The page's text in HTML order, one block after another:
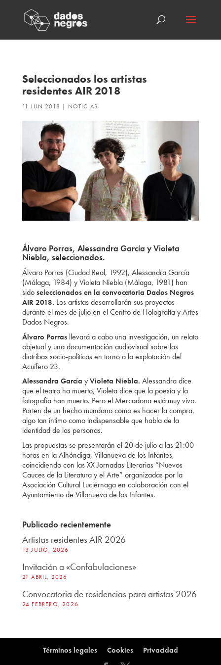
Seleccionados los artistas
residentes AIR 2018
11 JUN 2018 | NOTICIAS
Álvaro Porras, Alessandra García y Violeta
Niebla, seleccionados.
Álvaro Porras (Ciudad Real, 1992), Alessandra García
(Málaga, 1984) y Violeta Niebla (Málaga, 1981) han
sido seleccionados en la convocatoria Dados Negros
AIR 2018. Los artistas desarrollarán sus proyectos
durante el mes de julio en el Centro de Holografía y Artes
Dados Negros.
Álvaro Porrasllevará a cabo una investigación, un relato
objetual y una documentación audiovisual sobre las
diatribas socio-políticas en torno a la explotación del
Acuífero 23.
Alessandra García y Violeta Niebla. Alessandra dice
que el teatro ha muerto, Violeta dice que la poesía y la
fotografía han muerto. Pero el Mercadona está muy vivo.
Parten de un hecho mundano como es hacer la compra,
algo tan íntimo como indispensable que habla de la
identidad de las personas.
Las propuestas se presentarán el 20 de julio a las 21:00
horas en la Alhóndiga, Villanueva de los Infantes,
coincidiendo con las XX Jornadas Literarias “Nuevos
Cauces de la Literatura y el Arte” organizadas por la
Asociación Cultural Luciérnaga en colaboración con el
Ayuntamiento de Villanueva de los Infantes.
Publicado recientemente
Artistas residentes AIR 2026
13 JULIO, 2026
Invitación a «Confabulaciones»
21 ABRIL, 2026
Convocatoria de residencias para artistas 2026
24 FEBRERO, 2026
Términos legales Cookies Privacidad